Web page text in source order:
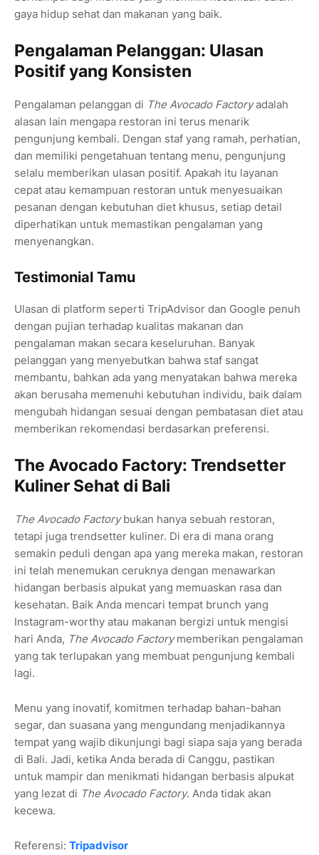
gaya hidup sehat dan makanan yang baik.
Pengalaman Pelanggan: Ulasan
Positif yang Konsisten
Pengalaman pelanggan di The Avocado Factoryadalah
alasan lain mengapa restoran ini terus menarik
pengunjung kembali. Dengan staf yang ramah, perhatian,
dan memiliki pengetahuan tentang menu, pengunjung
selalu memberikan ulasan positif. Apakah itu layanan
cepat atau kemampuan restoran untuk menyesuaikan
pesanan dengan kebutuhan diet khusus, setiap detail
diperhatikan untuk memastikan pengalaman yang
menyenangkan.
Testimonial Tamu
Ulasan di platform seperti TripAdvisor dan Google penuh
dengan pujian terhadap kualitas makanan dan
pengalaman makan secara keseluruhan. Banyak
pelanggan yang menyebutkan bahwa staf sangat
membantu, bahkan ada yang menyatakan bahwa mereka
akan berusaha memenuhi kebutuhan individu, baik dalam
mengubah hidangan sesuai dengan pembatasan diet atau
memberikan rekomendasi berdasarkan preferensi.
The Avocado Factory: Trendsetter
Kuliner Sehat di Bali
The Avocado Factorybukan hanya sebuah restoran,
tetapi juga trendsetter kuliner. Di era di mana orang
semakin peduli dengan apa yang mereka makan, restoran
ini telah menemukan ceruknya dengan menawarkan
hidangan berbasis alpukat yang memuaskan rasa dan
kesehatan. Baik Anda mencari tempat brunch yang
Instagram-worthy atau makanan bergizi untuk mengisi
hari Anda, The Avocado Factorymemberikan pengalaman
yang tak terlupakan yang membuat pengunjung kembali
lagi.
Menu yang inovatif, komitmen terhadap bahan-bahan
segar, dan suasana yang mengundang menjadikannya
tempat yang wajib dikunjungi bagi siapa saja yang berada
di Bali. Jadi, ketika Anda berada di Canggu, pastikan
untuk mampir dan menikmati hidangan berbasis alpukat
yang lezat di The Avocado Factory. Anda tidak akan
kecewa.
Referensi: Tripadvisor